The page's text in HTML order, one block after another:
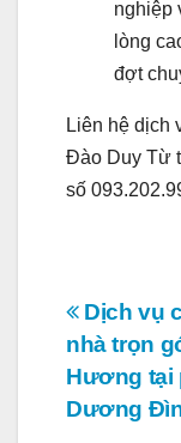
nghiệp
lòng
đợt
Liên hệ dịch
Đào Duy Từ
số
Điều
bài
Dịch vụ
nhà trọn
Hương tại
Dương